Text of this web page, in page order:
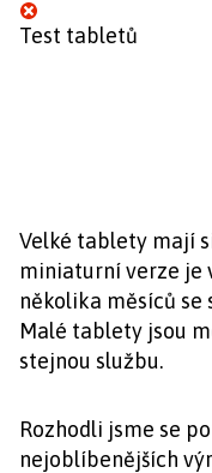
Test tabletů
Velké tablety mají
miniaturní verze je
několika měsíců se
Malé tablety jsou
stejnou službu.
Rozhodli jsme se
nejoblíbenějších